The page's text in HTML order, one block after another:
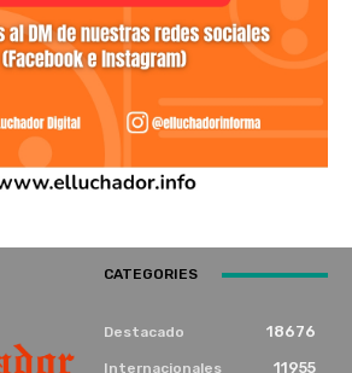
CATEGORIES
Destacado 18676
Internacionales 11955